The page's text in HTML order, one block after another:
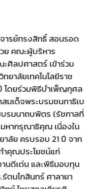
ารย์ทรงสิทธิ์ สอนรอด
คณะผู้บริหาร
ศิลปศาสตร์ เข้าร่วม
ยาลัยเทคโนโลยีราช
โดยร่วมพิธีบำเพ็ญกุศล
มเด็จพระบรมชนกาธิเบ
รมนาถบพิตร (รัชกาลที่
หากรุณาธิคุณ เนื่องใน
าลัย ครบรอบ 21 ปี จาก
ำคุณประโยชน์แก่
นดีเด่น และพิธีมอบทุน
ตนโกสินทร์ ศาลายา